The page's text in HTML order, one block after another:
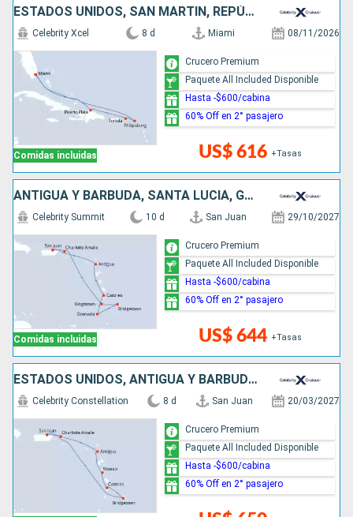
ESTADOS UNIDOS, SAN MARTÍN, REPÚBLICA DOMINICANA
Comidas incluidas
Celebrity Xcel 8 d Miami 08/11/2026
US$ 616 +Tasas
Crucero Premium
Paquete All Included Disponible
Hasta -$600/cabina
60% Off en 2° pasajero
ANTIGUA Y BARBUDA, SANTA LUCIA, GRENADA, BARBADOS, SAN VINCENT Y LAS GRANADINAS, ESTADOS UNIDOS, PUERTO RICO
Comidas incluidas
Celebrity Summit 10 d San Juan 29/10/2027
US$ 644 +Tasas
Crucero Premium
Paquete All Included Disponible
Hasta -$600/cabina
60% Off en 2° pasajero
ESTADOS UNIDOS, ANTIGUA Y BARBUDA, DOMINICA, SANTA LUCIA, BARBADOS, PUERTO RICO
Celebrity Constellation 8 d San Juan 20/03/2027
Crucero Premium
Paquete All Included Disponible
Hasta -$600/cabina
60% Off en 2° pasajero